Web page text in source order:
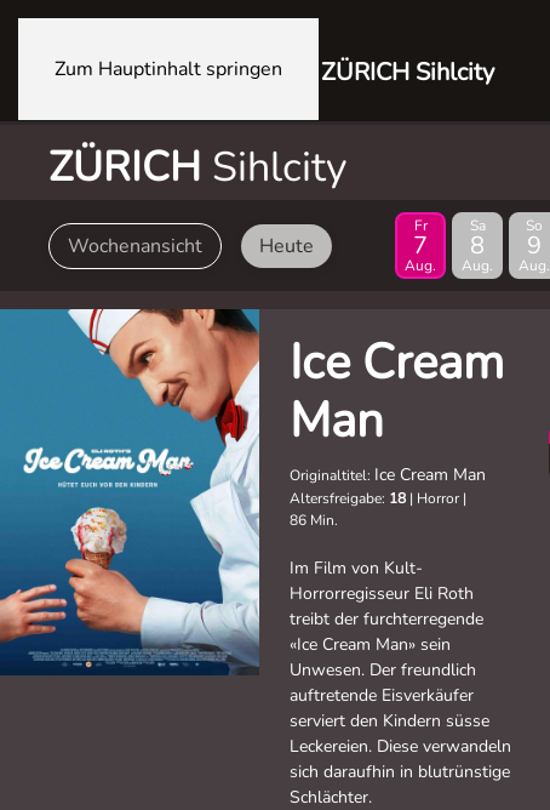
Zum Hauptinhalt springen ZÜRICH Sihlcity
ZÜRICH Sihlcity
Wochenansicht Heute
Fr
7
Aug.
Sa
8
Aug.
So
9
Aug.
Ice Cream
Man
Originaltitel: Ice Cream Man
Altersfreigabe: 18 | Horror |
86 Min.
Im Film von Kult-
Horrorregisseur Eli Roth
treibt der furchterregende
«Ice Cream Man» sein
Unwesen. Der freundlich
auftretende Eisverkäufer
serviert den Kindern süsse
Leckereien. Diese verwandeln
sich daraufhin in blutrünstige
Schlächter.